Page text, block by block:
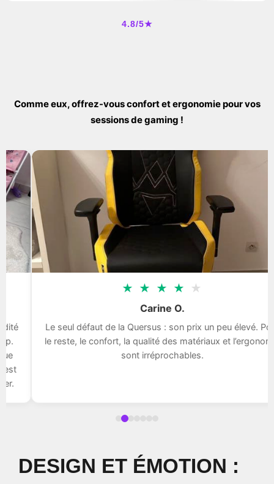
4.8/5★
Comme eux, offrez-vous confort et ergonomie pour vos
sessions de gaming !
★ ★ ★
Carine O.
Le seul défaut de la Quersus : son prix un peu élevé. Pour
le reste, le confort, la qualité des matériaux et l’ergonomie
sont irréprochables.
DESIGN ET ÉMOTION :